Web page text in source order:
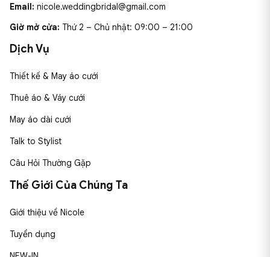
Email: nicole.weddingbridal@gmail.com
Giờ mở cửa: Thứ 2 – Chủ nhật: 09:00 – 21:00
Dịch Vụ
Thiết kế & May áo cưới
Thuê áo & Váy cưới
May áo dài cưới
Talk to Stylist
Câu Hỏi Thường Gặp
Thế Giới Của Chúng Ta
Giới thiệu về Nicole
Tuyển dụng